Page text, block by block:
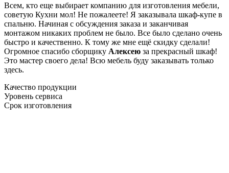
Всем, кто еще выбирает компанию для изготовления мебели,
советую Кухни мол! Не пожалеете! Я заказывала шкаф-купе в
спальню. Начиная с обсуждения заказа и заканчивая
монтажом никаких проблем не было. Все было сделано очень
быстро и качественно. К тому же мне ещё скидку сделали!
Огромное спасибо сборщику Алексею за прекрасный шкаф!
Это мастер своего дела! Всю мебель буду заказывать только
здесь.
Качество продукции
Уровень сервиса
Срок изготовления